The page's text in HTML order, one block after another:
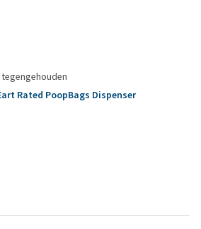
Rated PoopBags Dispenser